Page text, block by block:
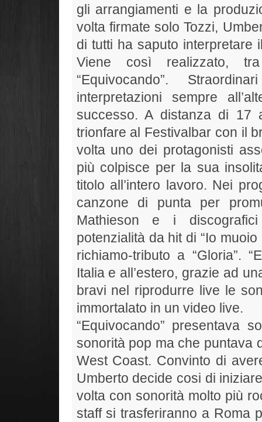
gli arrangiamenti e la
volta firmate solo Tozzi,
di tutti ha saputo interpretare
Viene così realizzato,
“Equivocando”.
interpretazioni sempre
successo. A distanza di 17
trionfare al Festivalbar con il
volta uno dei protagonisti
più colpisce per la sua
titolo all’intero lavoro. Nei
canzone di punta per
Mathieson e i
potenzialità da hit di “Io
richiamo-tributo a “Gloria”.
Italia e all’estero, grazie ad
bravi nel riprodurre live le
immortalato in un video live.
“Equivocando” presentava
sonorità pop ma che puntava
West Coast. Convinto di
Umberto decide cosi di
volta con sonorità molto più
staff si trasferiranno a Roma